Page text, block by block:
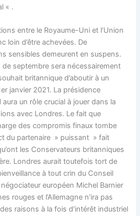
« .
entre le Royaume-Uni et l’Union
loin d’être achevées. De
sensibles demeurent en suspens.
de septembre sera nécessairement
britannique d’aboutir à un
janvier 2021. La présidence
un rôle crucial à jouer dans la
avec Londres. Le fait que
des compromis finaux tombe
du partenaire » puissant » fait
les Conservateurs britanniques
Londres aurait toutefois tort de
à tout crin du Conseil
européen Michel Barnier
rouges et l’Allemagne n’ira pas
raisons à la fois d’intérêt industriel